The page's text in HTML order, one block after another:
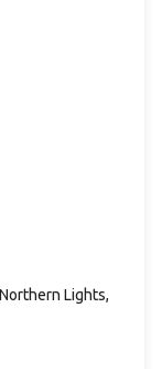
Lights,